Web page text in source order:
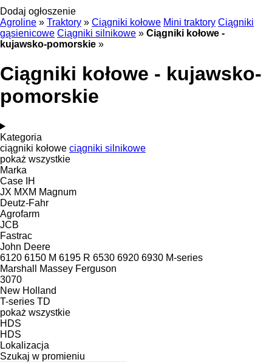
Dodaj ogłoszenie
Agroline » Traktory » Ciągniki kołowe Mini traktory Ciągniki
gąsienicowe Ciągniki silnikowe » Ciągniki kołowe -
kujawsko-pomorskie »
Ciągniki kołowe - kujawsko-
pomorskie
Kategoria
ciągniki kołowe ciągniki silnikowe
pokaż wszystkie
Marka
Case IH
JX MXM Magnum
Deutz-Fahr
Agrofarm
JCB
Fastrac
John Deere
6120 6150 M 6195 R 6530 6920 6930 M-series
Marshall
Massey Ferguson
3070
New Holland
T-series TD
pokaż wszystkie
HDS
HDS
Lokalizacja
Szukaj w promieniu